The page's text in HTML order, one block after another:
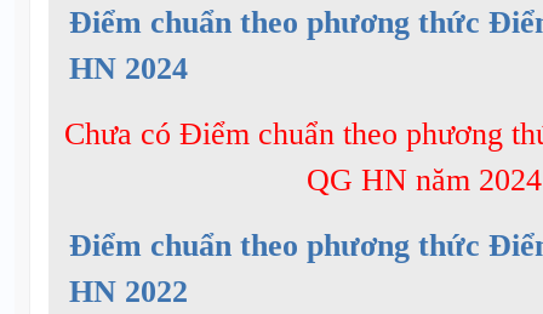
Điểm chuẩn theo phương thức
HN 2024
Chưa có Điểm chuẩn theo phương
QG HN năm 2024
Điểm chuẩn theo phương thức
HN 2022